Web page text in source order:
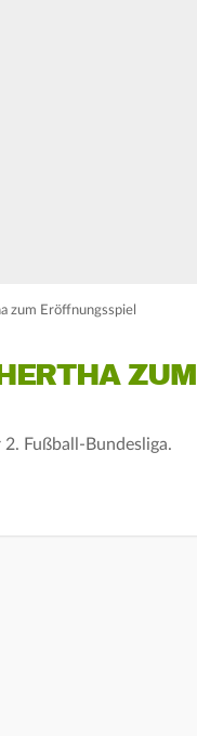
zum Eröffnungsspiel
ZUM
Fußball-Bundesliga.